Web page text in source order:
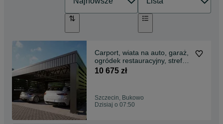
Carport, wiata na auto, garaż,
ogródek restauracyjny, strefa
relaksu
10 675 zł
Szczecin, Bukowo
Dzisiaj o 07:50